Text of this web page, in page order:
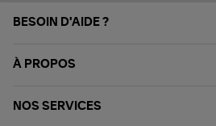
BESOIN D'AIDE ?
À PROPOS
NOS SERVICES